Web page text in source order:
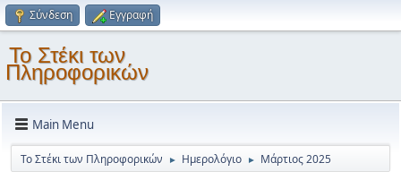
Σύνδεση Εγγραφή
Το Στέκι των
Πληροφορικών
Main Menu
Το Στέκι των Πληροφορικών ► Ημερολόγιο ► Μάρτιος 2025